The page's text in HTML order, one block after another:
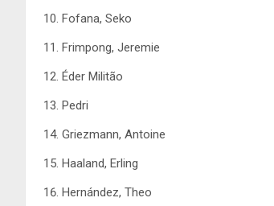
Fofana, Seko
Frimpong, Jeremie
Éder Militão
Pedri
Griezmann, Antoine
Haaland, Erling
Hernández, Theo